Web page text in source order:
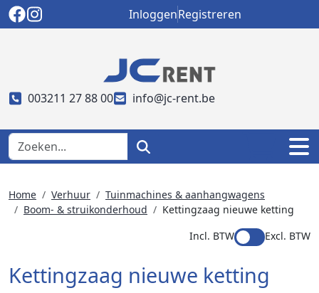
InloggenRegistreren
003211 27 88 00 info@jc-rent.be
Home Verhuur
Tuinmachines & aanhangwagens
Boom- & struikonderhoud
Kettingzaag nieuwe ketting
Incl. BTW
Excl. BTW
Kettingzaag nieuwe ketting